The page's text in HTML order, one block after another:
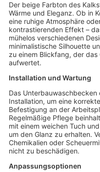
Der beige Farbton des
Wärme und Eleganz. Ob in
eine ruhige Atmosphäre
kontrastierenden Effekt –
mühelos verschiedenen
minimalistische Silhouette
zu einem Blickfang, der das
aufwertet.
Installation und Wartung
Das
Installation, um eine
Befestigung an der
Regelmäßige Pflege
mit einem weichen Tuch
um den Glanz zu erhalten.
Chemikalien oder
nicht zu beschädigen.
Anpassungsoptionen